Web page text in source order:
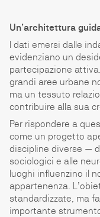
Un’architettura
I dati emersi dalle
evidenziano un
partecipazione
grandi aree urbane
ma un tessuto
contribuire alla sua
Per rispondere a
come un progetto
discipline diverse —
sociologici e alle
luoghi influenzino il
appartenenza.
standardizzate, ma
importante